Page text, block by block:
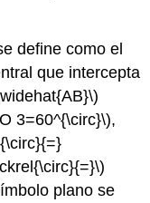
define como el
que intercepta
3=60^{\circ}\),
plano se